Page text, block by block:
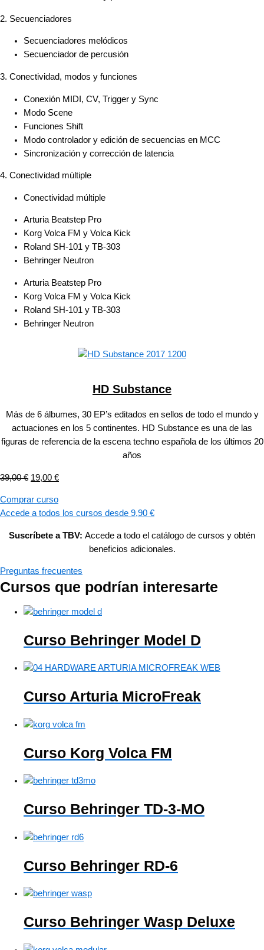
2. Secuenciadores
Secuenciadores melódicos
Secuenciador de percusión
3. Conectividad, modos y funciones
Conexión MIDI, CV, Trigger y Sync
Modo Scene
Funciones Shift
Modo controlador y edición de secuencias en MCC
Sincronización y corrección de latencia
4. Conectividad múltiple
Conectividad múltiple
Arturia Beatstep Pro
Korg Volca FM y Volca Kick
Roland SH-101 y TB-303
Behringer Neutron
Arturia Beatstep Pro
Korg Volca FM y Volca Kick
Roland SH-101 y TB-303
Behringer Neutron
HD Substance
Más de 6 álbumes, 30 EP’s editados en sellos de todo el mundo y
actuaciones en los 5 continentes. HD Substance es una de las
figuras de referencia de la escena techno española de los últimos 20
años
39,00€ 19,00 €
Comprar curso
Accede a todos los cursos desde 9,90 €
Suscríbete a TBV: Accede a todo el catálogo de cursos y obtén
beneficios adicionales.
Preguntas frecuentes
Cursos que podrían interesarte
Curso Behringer Model D
Curso Arturia MicroFreak
Curso Korg Volca FM
Curso Behringer TD-3-MO
Curso Behringer RD-6
Curso Behringer Wasp Deluxe